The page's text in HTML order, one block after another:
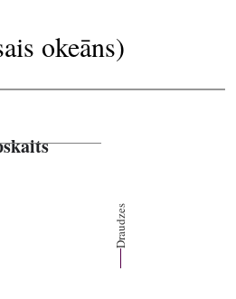
okeāns)
Draudzes